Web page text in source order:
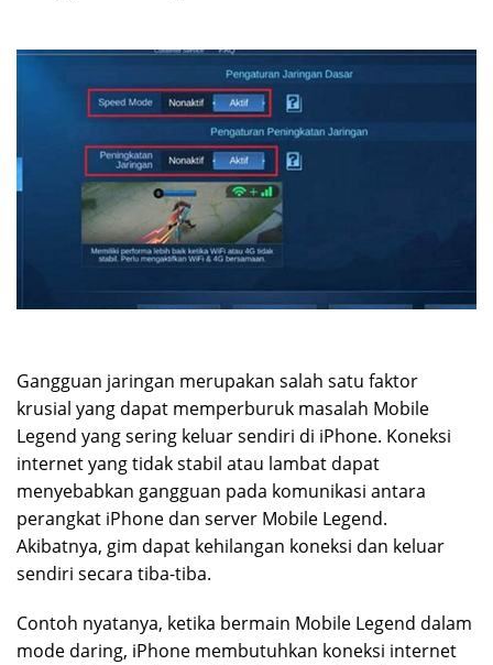
Gangguan jaringan merupakan salah satu faktor
krusial yang dapat memperburuk masalah Mobile
Legend yang sering keluar sendiri di iPhone. Koneksi
internet yang tidak stabil atau lambat dapat
menyebabkan gangguan pada komunikasi antara
perangkat iPhone dan server Mobile Legend.
Akibatnya, gim dapat kehilangan koneksi dan keluar
sendiri secara tiba-tiba.
Contoh nyatanya, ketika bermain Mobile Legend dalam
mode daring, iPhone membutuhkan koneksi internet